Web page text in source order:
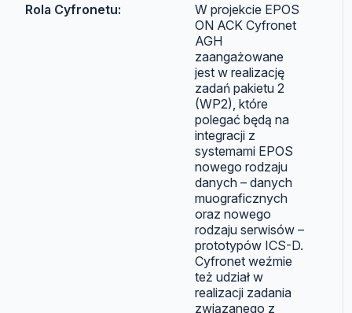
Rola Cyfronetu:
W projekcie EPOS
ON ACK Cyfronet
AGH
zaangażowane
jest w realizację
zadań pakietu 2
(WP2), które
polegać będą na
integracji z
systemami EPOS
nowego rodzaju
danych – danych
muograficznych
oraz nowego
rodzaju serwisów –
prototypów ICS-D.
Cyfronet weźmie
też udział w
realizacji zadania
związanego z